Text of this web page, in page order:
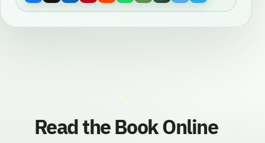
Read the Book Online